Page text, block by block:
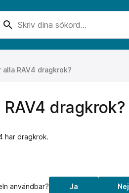
search
alla RAV4 dragkrok?
RAV4 dragkrok?
har dragkrok.
användbar? Ja Nej